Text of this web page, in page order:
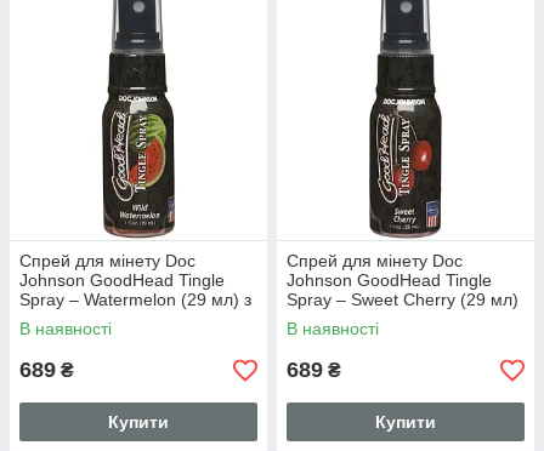
Спрей для мінету Doc
Johnson GoodHead Tingle
Spray – Watermelon (29 мл) з
вібруючим ефектом
В наявності
689 ₴
Купити
Спрей для мінету Doc
Johnson GoodHead Tingle
Spray – Sweet Cherry (29 мл)
з вібруючим ефектом
В наявності
689 ₴
Купити